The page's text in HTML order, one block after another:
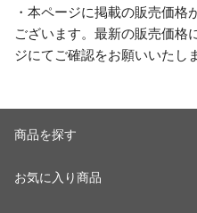
・本ページに掲載の販売価
ございます。最新の販売価格
ジにてご確認をお願いいたし
商品を探す
お気に入り商品